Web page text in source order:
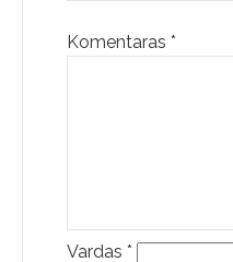
Komentaras *
Vardas *